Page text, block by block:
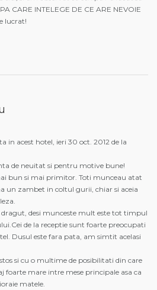
CARE INTELEGE DE CE ARE NEVOIE
lucrat!
in acest hotel, ieri 30 oct. 2012 de la
de neuitat si pentru motive bune!
bun si mai primitor. Toti munceau atat
un zambet in coltul gurii, chiar si aceia
dragut, desi munceste mult este tot timpul
de la receptie sunt foarte preocupati
Dusul este fara pata, am simtit acelasi
si cu o multime de posibilitati din care
foarte mare intre mese principale asa ca
matele.